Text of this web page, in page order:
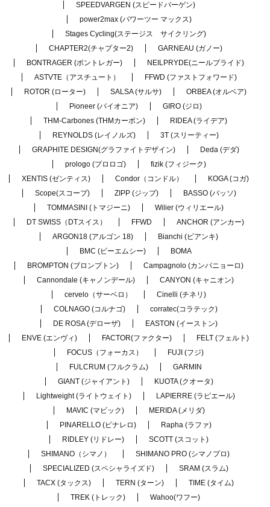
SPEEDVARGEN (スピードバーゲン)
power2max (パワーツー マックス)
Stages Cycling(ステージス サイクリング)
CHAPTER2(チャプター2)
GARNEAU (ガノー)
BONTRAGER (ボントレガー)
NEILPRYDE(ニールプライド)
ASTVTE（アスチュート）
FFWD (ファストフォワード)
ROTOR (ローター)
SALSA (サルサ)
ORBEA (オルベア)
Pioneer (パイオニア)
GIRO (ジロ)
THM-Carbones (THMカーボン)
RIDEA (ライデア)
REYNOLDS (レイノルズ)
3T (スリーティー)
GRAPHITE DESIGN(グラファイトデザイン)
Deda (デダ)
prologo (プロロゴ)
fizik (フィジーク)
XENTIS (ゼンティス)
Condor（コンドル）
KOGA (コガ)
Scope(スコープ)
ZIPP (ジップ)
BASSO (バッソ)
TOMMASINI (トマジーニ)
Wilier (ウィリエール)
DT SWISS（DTスイス）
FFWD
ANCHOR (アンカー)
ARGON18 (アルゴン 18)
Bianchi (ビアンキ)
BMC (ビーエムシー)
BOMA
BROMPTON (ブロンプトン)
Campagnolo (カンパニョーロ)
Cannondale (キャノンデール)
CANYON (キャニオン)
cervelo（サーベロ）
Cinelli (チネリ)
COLNAGO (コルナゴ)
corratec(コラテック)
DE ROSA (デローザ)
EASTON (イーストン)
ENVE (エンヴィ)
FACTOR(ファクター)
FELT (フェルト)
FOCUS（フォーカス）
FUJI (フジ)
FULCRUM (フルクラム)
GARMIN
GIANT (ジャイアント)
KUOTA (クオータ)
Lightweight (ライトウェイト)
LAPIERRE (ラピエール)
MAVIC (マビック)
MERIDA (メリダ)
PINARELLO (ピナレロ)
Rapha (ラファ)
RIDLEY (リドレー)
SCOTT (スコット)
SHIMANO（シマノ）
SHIMANO PRO (シマノプロ)
SPECIALIZED (スペシャライズド)
SRAM (スラム)
TACX (タックス)
TERN (ターン)
TIME (タイム)
TREK (トレック)
Wahoo(ワフー)